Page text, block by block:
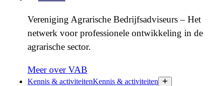
Vereniging Agrarische Bedrijfsadviseurs – Het
netwerk voor professionele ontwikkeling in de
agrarische sector.
Meer over VAB
Kennis & activiteitenKennis & activiteiten